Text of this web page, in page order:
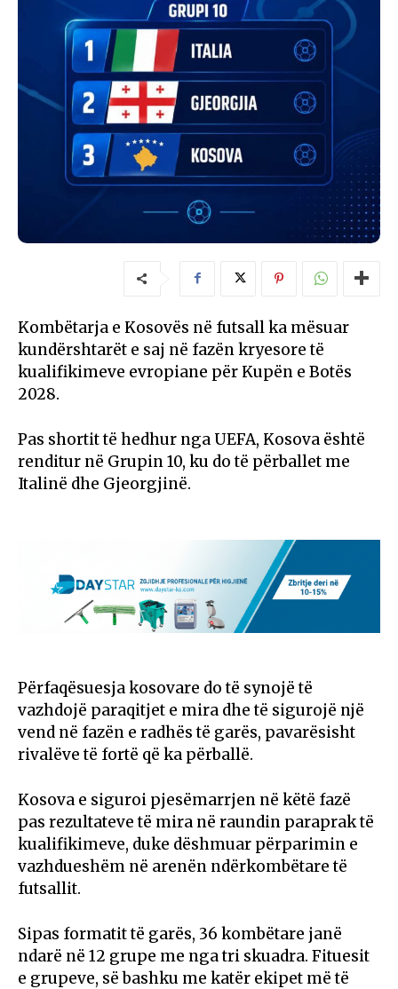
Kombëtarja e Kosovës në futsall ka mësuar
kundërshtarët e saj në fazën kryesore të
kualifikimeve evropiane për Kupën e Botës
2028.
Pas shortit të hedhur nga UEFA, Kosova është
renditur në Grupin 10, ku do të përballet me
Italinë dhe Gjeorgjinë.
Përfaqësuesja kosovare do të synojë të
vazhdojë paraqitjet e mira dhe të sigurojë një
vend në fazën e radhës të garës, pavarësisht
rivalëve të fortë që ka përballë.
Kosova e siguroi pjesëmarrjen në këtë fazë
pas rezultateve të mira në raundin paraprak të
kualifikimeve, duke dëshmuar përparimin e
vazhdueshëm në arenën ndërkombëtare të
futsallit.
Sipas formatit të garës, 36 kombëtare janë
ndarë në 12 grupe me nga tri skuadra. Fituesit
e grupeve, së bashku me katër ekipet më të